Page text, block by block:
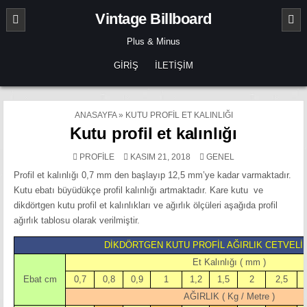
Skip
content
Vintage Billboard
Plus & Minus
GIRIŞ İLETIŞIM
ANASAYFA» KUTU PROFIL ET KALINLIĞI
Kutu profil et kalınlığı
PROFILE KASIM 21, 2018
POSTED
GENEL
Profil et kalınlığı 0,7 mm den başlayıp 12,5 mm’ye kadar varmaktadır.
Kutu ebatı büyüdükçe profil kalınlığı artmaktadır. Kare kutu ve
dikdörtgen kutu profil et kalınlıkları ve ağırlık ölçüleri aşağıda profil
ağırlık tablosu olarak verilmiştir.
DİKDÖRTGEN KUTU PROFİL AĞIRLIK CETVELİ
Ebat cm
Et Kalınlığı ( mm )
0,7
0,8 0,9 1 1,2 1,5 2
2,5
AĞIRLIK ( Kg / Metre )